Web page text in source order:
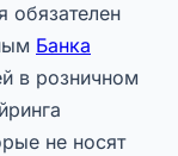
обязателен
Банка
в розничном
не носят